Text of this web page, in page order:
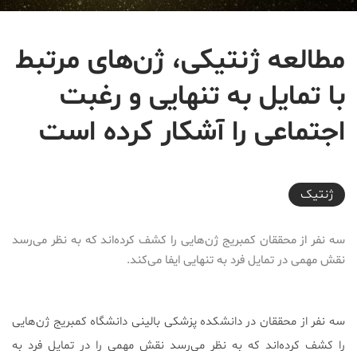
مطالعه ژنتیکی، ژن‌های مرتبط
با تمايل به تنهايی و رغبت
اجتماعی را آشکار کرده است
2018-07-05T21:22:17+04:30
ژنتیک
سه نفر از محققان کمبریج ژن‌هایی را کشف کرده‌اند که به نظر می‌رسد
نقش مهمی در تمایل فرد به تنهایی ایفا می‌کند.
سه نفر از محققان در دانشکده پزشکی بالینی دانشگاه کمبریج ژن‌هایی
را کشف کرده‌اند که به نظر می‌رسد نقش مهمی را در تمایل فرد به